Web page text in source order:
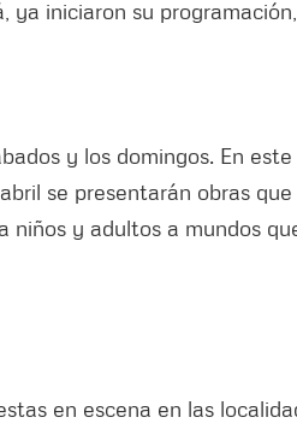
ya iniciaron su
y los domingos. En
se presentarán obras
niños y adultos a mundos
en escena en las